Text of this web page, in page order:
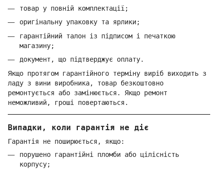
товар у повній комплектації;
оригінальну упаковку та ярлики;
гарантійний талон із підписом і печаткою
магазину;
документ, що підтверджує оплату.
Якщо протягом гарантійного терміну виріб виходить з
ладу з вини виробника, товар безкоштовно
ремонтується або замінюється. Якщо ремонт
неможливий, гроші повертаються.
Випадки, коли гарантія не діє
Гарантія не поширюється, якщо:
порушено гарантійні пломби або цілісність
корпусу;